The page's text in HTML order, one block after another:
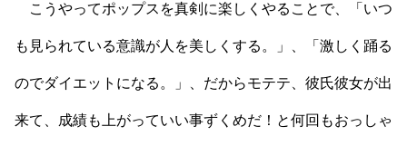
こうやってポップスを真剣に楽しくやることで、「いつ
も見られている意識が人を美しくする。」、「激しく踊る
のでダイエットになる。」、だからモテテ、彼氏彼女が出
来て、成績も上がっていい事ずくめだ！と何回もおっしゃ